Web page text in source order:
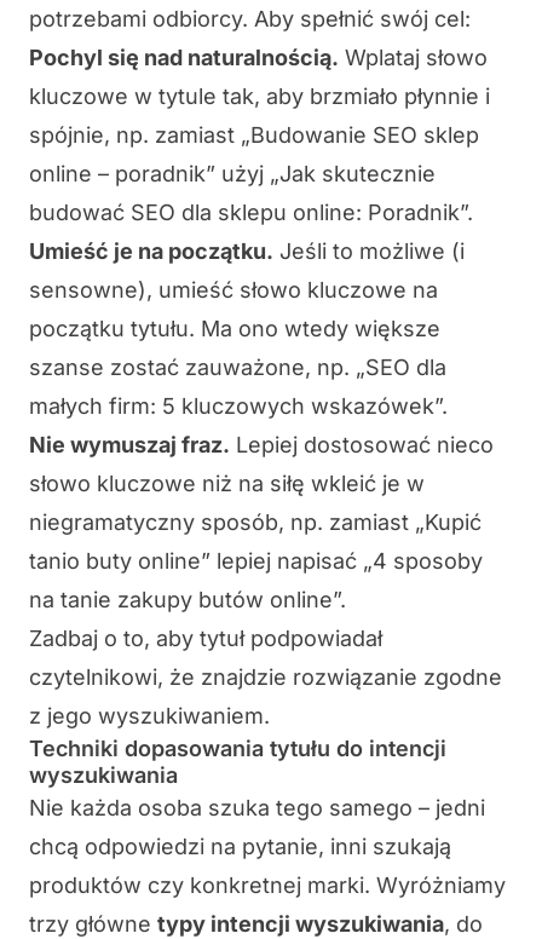
potrzebami odbiorcy. Aby spełnić swój cel:
Pochyl się nad naturalnością. Wplataj słowo
kluczowe w tytule tak, aby brzmiało płynnie i
spójnie, np. zamiast „Budowanie SEO sklep
online – poradnik” użyj „Jak skutecznie
budować SEO dla sklepu online: Poradnik”.
Umieść je na początku. Jeśli to możliwe (i
sensowne), umieść słowo kluczowe na
początku tytułu. Ma ono wtedy większe
szanse zostać zauważone, np. „SEO dla
małych firm: 5 kluczowych wskazówek”.
Nie wymuszaj fraz. Lepiej dostosować nieco
słowo kluczowe niż na siłę wkleić je w
niegramatyczny sposób, np. zamiast „Kupić
tanio buty online” lepiej napisać „4 sposoby
na tanie zakupy butów online”.
Zadbaj o to, aby tytuł podpowiadał
czytelnikowi, że znajdzie rozwiązanie zgodne
z jego wyszukiwaniem.
Techniki dopasowania tytułu do intencji
wyszukiwania
Nie każda osoba szuka tego samego – jedni
chcą odpowiedzi na pytanie, inni szukają
produktów czy konkretnej marki. Wyróżniamy
trzy główne typy intencji wyszukiwania, do